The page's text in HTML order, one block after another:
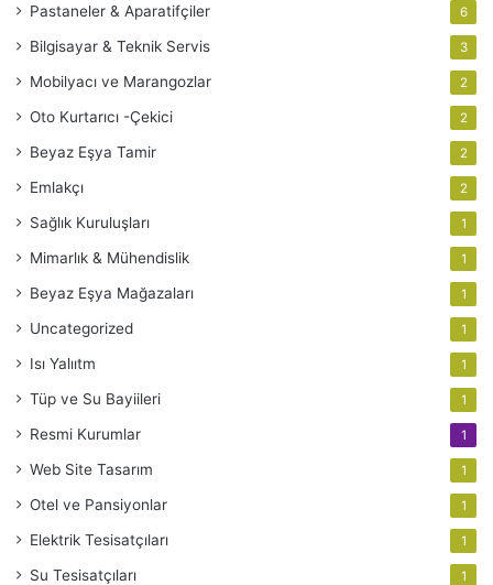
Pastaneler & Aparatifçiler 6
Bilgisayar & Teknik Servis 3
Mobilyacı ve Marangozlar 2
Oto Kurtarıcı -Çekici 2
Beyaz Eşya Tamir 2
Emlakçı 2
Sağlık Kuruluşları 1
Mimarlık & Mühendislik 1
Beyaz Eşya Mağazaları 1
Uncategorized 1
Isı Yalııtm 1
Tüp ve Su Bayiileri 1
Resmi Kurumlar 1
Web Site Tasarım 1
Otel ve Pansiyonlar 1
Elektrik Tesisatçıları 1
Su Tesisatçıları 1